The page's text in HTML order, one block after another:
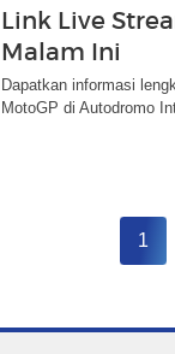
Link Live
Malam Ini
Dapatkan informasi
MotoGP di Autodromo
1